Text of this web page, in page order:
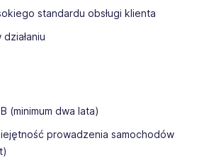
planowanie podróży i samo
działa ona już od 2019 roku, a jej
rośnie.
standardu obsługi klienta
(minimum dwa lata)
prowadzenia samochodów